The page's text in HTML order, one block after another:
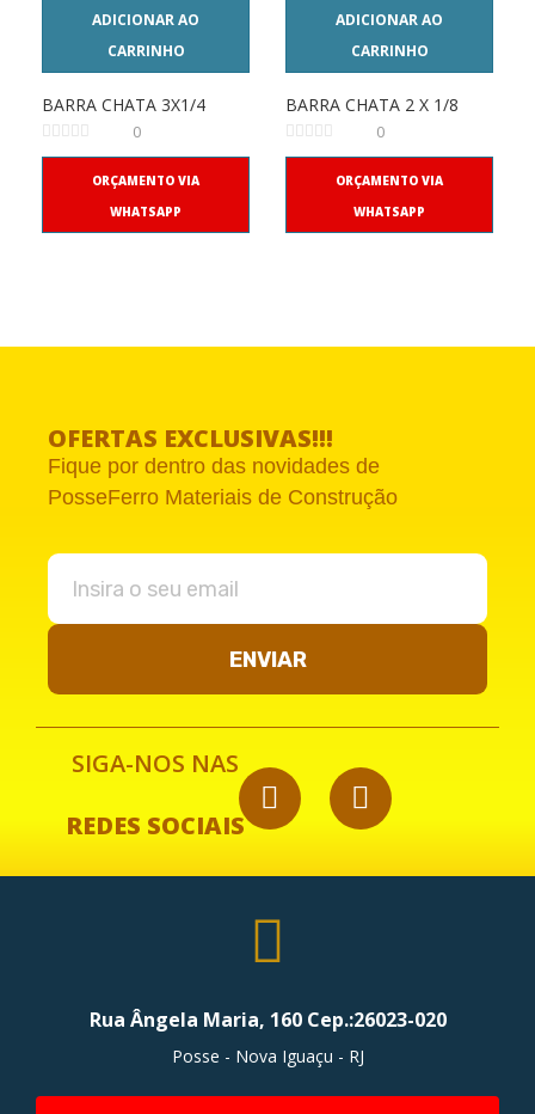
ADICIONAR AO
CARRINHO
BARRA CHATA 3X1/4
0
ORÇAMENTO VIA
WHATSAPP
ADICIONAR AO
CARRINHO
BARRA CHATA 2 X 1/8
0
ORÇAMENTO VIA
WHATSAPP
OFERTAS EXCLUSIVAS!!!
Fique por dentro das novidades de
PosseFerro Materiais de Construção
ENVIAR
SIGA-NOS NAS
REDES SOCIAIS
Rua Ângela Maria, 160 Cep.:26023-020
Posse - Nova Iguaçu - RJ